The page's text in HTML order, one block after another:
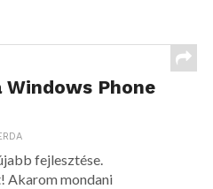
Windows Phone
fejlesztése.
Akarom mondani